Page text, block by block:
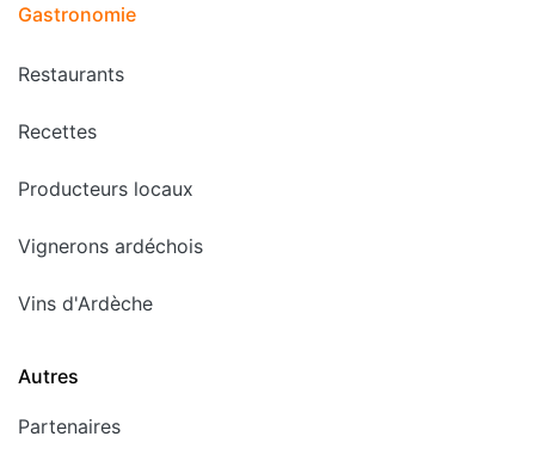
Gastronomie
Restaurants
Recettes
Producteurs locaux
Vignerons ardéchois
Vins d'Ardèche
Autres
Partenaires